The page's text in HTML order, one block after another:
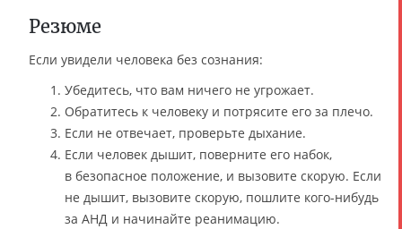
Резюме
Если увидели человека без сознания:
Убедитесь, что вам ничего не угрожает.
Обратитесь к человеку и потрясите его за плечо.
Если не отвечает, проверьте дыхание.
Если человек дышит, поверните его набок,
в безопасное положение, и вызовите скорую. Если
не дышит, вызовите скорую, пошлите кого-нибудь
за АНД и начинайте реанимацию.